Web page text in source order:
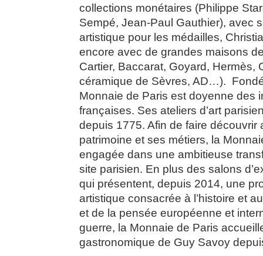
collections monétaires (Philippe
Sempé, Jean-Paul Gauthier), avec
artistique pour les médailles,
encore avec de grandes maisons
Cartier, Baccarat, Goyard, Hermès,
céramique de Sèvres, AD…).
Monnaie de Paris est doyenne des
françaises. Ses ateliers d’art
depuis 1775. Afin de faire découvrir
patrimoine et ses métiers, la
engagée dans une ambitieuse
site parisien. En plus des salons
qui présentent, depuis 2014, une
artistique consacrée à l’histoire et
et de la pensée européenne et
guerre, la Monnaie de Paris
gastronomique de Guy Savoy